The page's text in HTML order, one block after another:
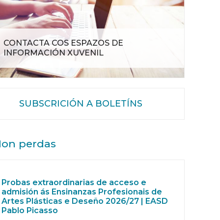
CONTACTA COS ESPAZOS DE
INFORMACIÓN XUVENIL
SUBSCRICIÓN A BOLETÍNS
perdas
Probas extraordinarias de acceso e
admisión ás Ensinanzas Profesionais de
Artes Plásticas e Deseño 2026/27 | EASD
Pablo Picasso